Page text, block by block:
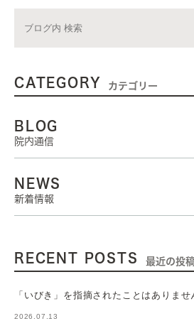
CATEGORY カテゴリー
BLOG
院内通信
NEWS
新着情報
RECENT POSTS 最近の投稿
「いびき」を指摘されたことはありませ
2026.07.13